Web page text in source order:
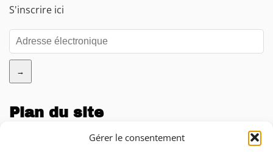
Gérer le consentement
S'inscrire ici
→
Plan du site